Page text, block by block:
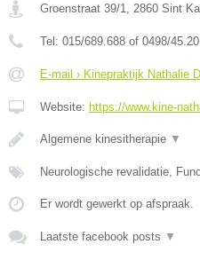
Groenstraat 39/1, 2860 Sint
Tel: 015/689.688 of 0498/
E-mail › Kinepraktijk Nathalie
Website: https://www.kine-
Algemene kinesitherapie ▼
Neurologische revalidatie,
Er wordt gewerkt op afspraak.
Laatste facebook posts ▼